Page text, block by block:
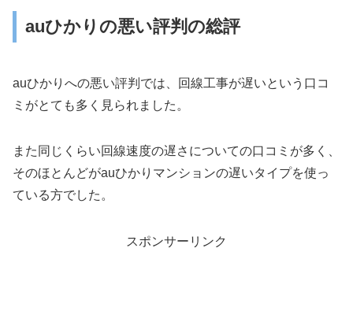
auひかりの悪い評判の総評
auひかりへの悪い評判では、回線工事が遅いという口コ
ミがとても多く見られました。
また同じくらい回線速度の遅さについての口コミが多く、
そのほとんどがauひかりマンションの遅いタイプを使っ
ている方でした。
スポンサーリンク